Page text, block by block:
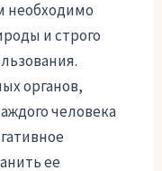
необходимо
и строго
органов,
человека
ее